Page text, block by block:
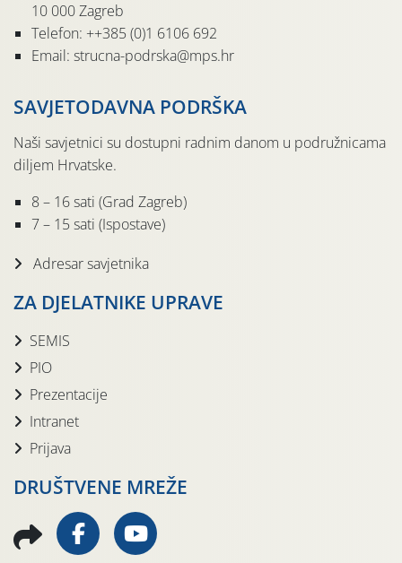
10 000 Zagreb
Telefon: ++385 (0)1 6106 692
Email: strucna-podrska@mps.hr
SAVJETODAVNA PODRŠKA
Naši savjetnici su dostupni radnim danom u podružnicama
diljem Hrvatske.
8 – 16 sati (Grad Zagreb)
7 – 15 sati (Ispostave)
Adresar savjetnika
ZA DJELATNIKE UPRAVE
SEMIS
PIO
Prezentacije
Intranet
Prijava
DRUŠTVENE MREŽE